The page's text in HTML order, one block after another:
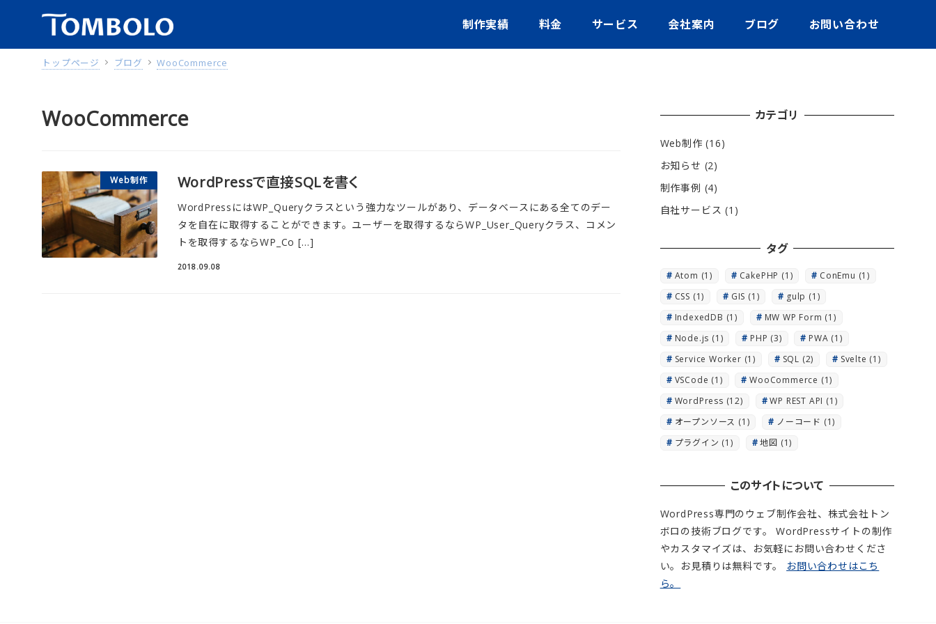
制作実績 料金 サービス 会社案内 ブログ お問い合わせ
トップページ ブログ WooCommerce
WooCommerce
Web制作 WordPressで直接SQLを書く
WordPressにはWP_Queryクラスという強力なツールがあり、データベースにある全てのデー
タを自在に取得することができます。ユーザーを取得するならWP_User_Queryクラス、コメン
トを取得するならWP_Co […]
2018.09.08
カテゴリ
Web制作 (16)
お知らせ (2)
制作事例 (4)
自社サービス (1)
タグ
Atom (1) CakePHP (1) ConEmu (1)
CSS (1) GIS (1) gulp (1)
IndexedDB (1) MW WP Form (1)
Node.js (1) PHP (3) PWA (1)
Service Worker (1) SQL (2) Svelte (1)
VSCode (1) WooCommerce (1)
WordPress (12) WP REST API (1)
オープンソース (1) ノーコード (1)
プラグイン (1) 地図 (1)
このサイトについて
WordPress専門のウェブ制作会社、株式会社トン
ボロの技術ブログです。 WordPressサイトの制作
やカスタマイズは、お気軽にお問い合わせくださ
い。お見積りは無料です。
お問い合わせはこち
ら。